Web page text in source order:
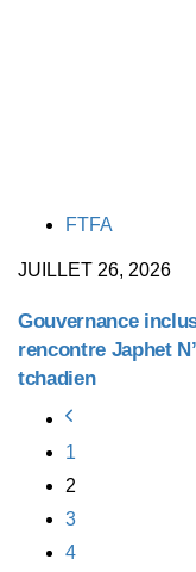
TAGSFTFA
JUILLET 26, 2026
Gouvernance
rencontre Japhet
tchadien
1
2
3
4